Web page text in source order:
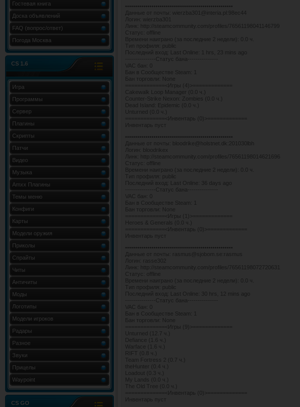
Гостевая книга
Доска объявлений
FAQ (вопрос/ответ)
Погода Москва
CS 1.6
Игра
Программы
Сервер
Плагины
Скрипты
Патчи
Видео
Музыка
Amxx Плагины
Темы меню
Конфиги
Карты
Модели оружия
Приколы
Спрайты
Читы
Античиты
Моды
Логотипы
Модели игроков
Радары
Разное
Звуки
Прицелы
Waypoint
CS GO
•••••••••••••••••••••••••••••••••••••••••••••••••••••
Данные от почты: wierzba301@interia.pl:98ec44
Логин: wierzba301
Линк: http://steamcommunity.com/profiles/76561198041146799
Статус: offline
Времени наиграно (за последние 2 недели): 0.0 ч.
Тип профиля: public
Последний вход: Last Online: 1 hrs, 23 mins ago
---------------Статус бана---------------
VAC бан: 0
Бан в Сообществе Steam: 1
Бан торговли: None
=============<Игры (4)>=============
Cakewalk Loop Manager (0.0 ч.)
Counter-Strike Nexon: Zombies (0.0 ч.)
Dead Island: Epidemic (0.0 ч.)
Unturned (0.0 ч.)
=============<Инвентарь (0)>=============
Инвентарь пуст
•••••••••••••••••••••••••••••••••••••••••••••••••••••
Данные от почты: bloodrike@holstnet.dk:201030lbh
Логин: bloodrikex
Линк: http://steamcommunity.com/profiles/76561198014621696
Статус: offline
Времени наиграно (за последние 2 недели): 0.0 ч.
Тип профиля: public
Последний вход: Last Online: 36 days ago
---------------Статус бана---------------
VAC бан: 0
Бан в Сообществе Steam: 1
Бан торговли: None
=============<Игры (1)>=============
Heroes & Generals (0.0 ч.)
=============<Инвентарь (0)>=============
Инвентарь пуст
•••••••••••••••••••••••••••••••••••••••••••••••••••••
Данные от почты: rasmus@sjobom.se:rasmus
Логин: rasse302
Линк: http://steamcommunity.com/profiles/76561198072720631
Статус: offline
Времени наиграно (за последние 2 недели): 0.0 ч.
Тип профиля: public
Последний вход: Last Online: 30 hrs, 12 mins ago
---------------Статус бана---------------
VAC бан: 0
Бан в Сообществе Steam: 1
Бан торговли: None
=============<Игры (9)>=============
Unturned (12.7 ч.)
Defiance (1.6 ч.)
Warface (1.6 ч.)
RIFT (0.8 ч.)
Team Fortress 2 (0.7 ч.)
theHunter (0.4 ч.)
Loadout (0.3 ч.)
My Lands (0.0 ч.)
The Old Tree (0.0 ч.)
=============<Инвентарь (0)>=============
Инвентарь пуст